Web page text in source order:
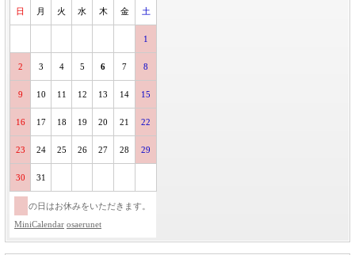
日 月 火 水 木 金 土
1
2 3 4 5 6 7 8
9 10 11 12 13 14 15
16 17 18 19 20 21 22
23 24 25 26 27 28 29
30 31
の日はお休みをいただきます。
MiniCalendar osaerunet